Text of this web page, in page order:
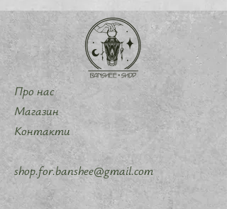
Про нас
Магазин
Контакти
shop.for.banshee@gmail.com